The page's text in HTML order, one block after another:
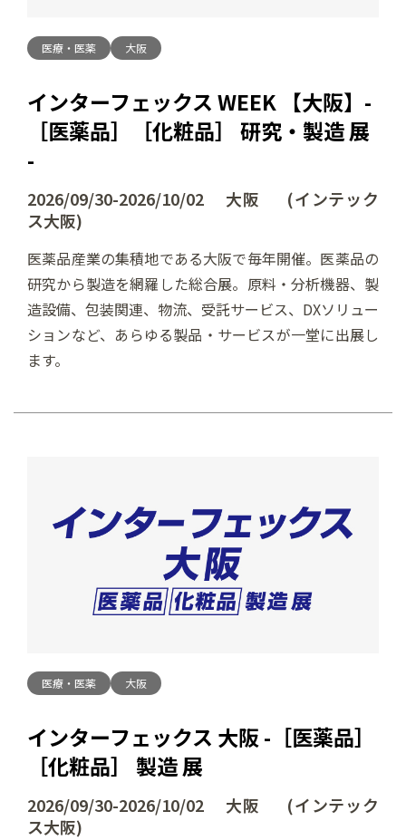
医療・医薬 大阪
インターフェックス WEEK 【大阪】-
［医薬品］［化粧品］ 研究・製造 展
-
2026/09/30-2026/10/02 大阪 (インテック
ス大阪)
医薬品産業の集積地である大阪で毎年開催。医薬品の
研究から製造を網羅した総合展。原料・分析機器、製
造設備、包装関連、物流、受託サービス、DXソリュー
ションなど、あらゆる製品・サービスが一堂に出展し
ます。
医療・医薬 大阪
インターフェックス 大阪 -［医薬品］
［化粧品］ 製造 展
2026/09/30-2026/10/02 大阪 (インテック
ス大阪)